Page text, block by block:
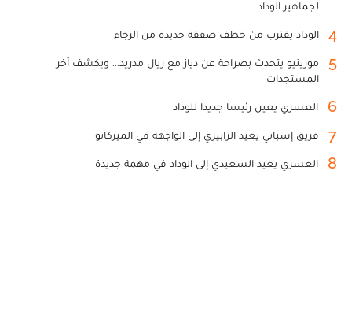
لجماهير الوداد
4 الوداد يقترب من خطف صفقة جديدة من الرجاء
5
مورينيو يتحدث بصراحة عن دياز مع ريال مدريد... ويكشف آخر
المستجدات
6 العسري يعين رئيسا جديدا للوداد
7 فريق إسباني يعيد الزابيري إلى الواجهة في الميركاتو
8 العسري يعيد السعيدي إلى الوداد في مهمة جديدة